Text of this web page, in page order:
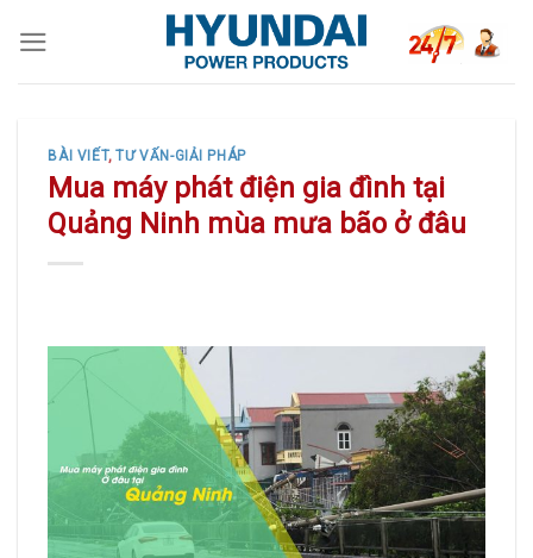
content
BÀI VIẾT,TƯ VẤN-GIẢI PHÁP
Mua máy phát điện gia đình tại
Quảng Ninh mùa mưa bão ở đâu